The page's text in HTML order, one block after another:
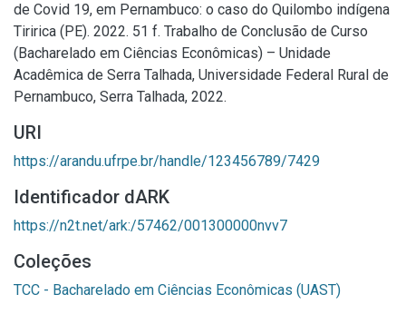
de Covid 19, em Pernambuco: o caso do Quilombo indígena
Tiririca (PE). 2022. 51 f. Trabalho de Conclusão de Curso
(Bacharelado em Ciências Econômicas) – Unidade
Acadêmica de Serra Talhada, Universidade Federal Rural de
Pernambuco, Serra Talhada, 2022.
URI
https://arandu.ufrpe.br/handle/123456789/7429
Identificador dARK
https://n2t.net/ark:/57462/001300000nvv7
Coleções
TCC - Bacharelado em Ciências Econômicas (UAST)